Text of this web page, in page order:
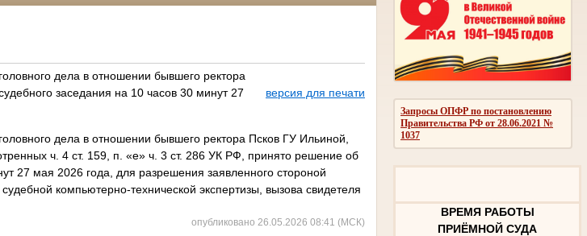
Запросы ОПФР по постановлению
Правительства РФ от 28.06.2021 №
1037
ВРЕМЯ РАБОТЫ
ПРИЁМНОЙ СУДА
дела в отношении бывшего ректора
заседания на 10 часов 30 минут 27
версия для печати
дела в отношении бывшего ректора Псков ГУ Ильиной,
ч. 4 ст. 159, п. «е» ч. 3 ст. 286 УК РФ, принято решение об
27 мая 2026 года, для разрешения заявленного стороной
компьютерно-технической экспертизы, вызова свидетеля
опубликовано 26.05.2026 08:41 (МСК)